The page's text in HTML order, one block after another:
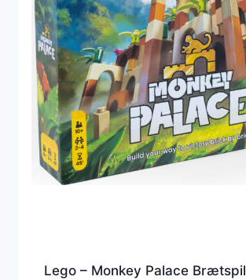
Lego – Monkey Palace Brætspil